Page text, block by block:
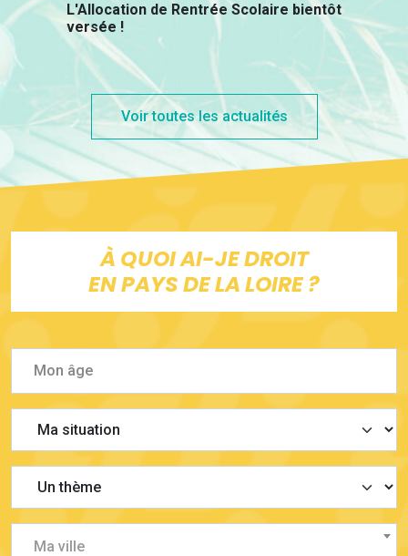
L'Allocation de Rentrée Scolaire bientôt
versée !
Voir toutes les actualités
À QUOI AI-JE DROIT
EN PAYS DE LA LOIRE ?
Ma ville